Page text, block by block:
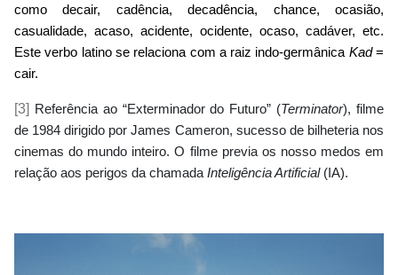
como decair, cadência, decadência, chance, ocasião,
casualidade, acaso, acidente, ocidente, ocaso, cadáver, etc.
Este verbo latino se relaciona com a raiz indo-germânica Kad=
cair.
[3] Referência ao “Exterminador do Futuro” (Terminator), filme
de 1984 dirigido por James Cameron, sucesso de bilheteria nos
cinemas do mundo inteiro. O filme previa os nosso medos em
relação aos perigos da chamada Inteligência Artificial(IA).